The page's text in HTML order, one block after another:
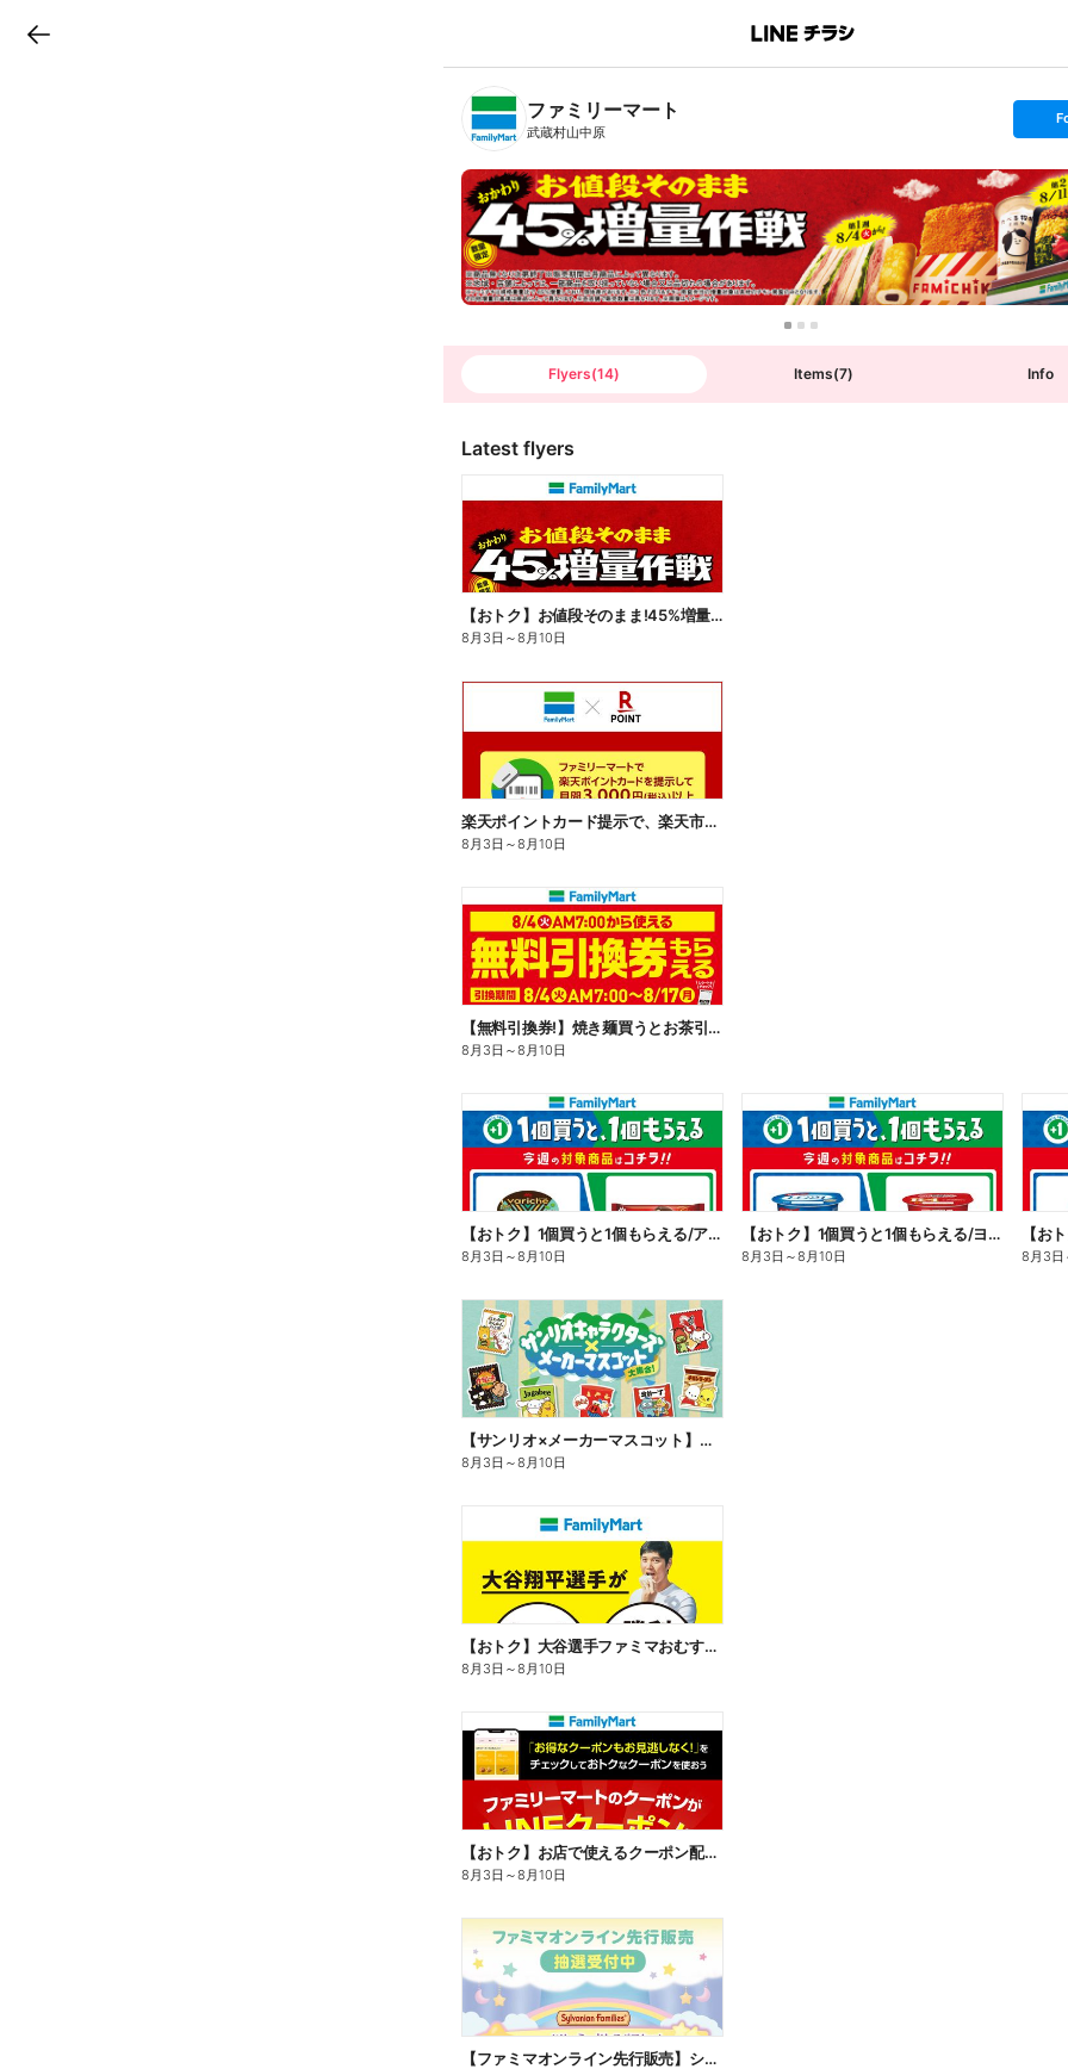
B
n
T
ファミリーマート
武蔵村山中原
s
t
o
l
l
o
w
Flyers(14) Items(7) Info
Latest flyers
【おトク】お値段そのまま!45%増量作戦!
8月3日 ～8月10日
楽天ポイントカード提示で、楽天市場でのお買い物がおトクに!
8月3日 ～8月10日
【無料引換券!】焼き麺買うとお茶引換券貰える!
8月3日 ～8月10日
【おトク】1個買うと1個もらえる/アイス
8月3日 ～8月10日
【おトク】1個買うと1個もらえる/ヨーグルト
8月3日 ～8月10日
【お
8月3日
【サンリオ×メーカーマスコット】オリジナルグッズ貰える!
8月3日 ～8月10日
【おトク】大谷選手ファミマおむすび割
8月3日 ～8月10日
【おトク】お店で使えるクーポン配信中
8月3日 ～8月10日
【ファミマオンライン先行販売】シルバニアファミリー